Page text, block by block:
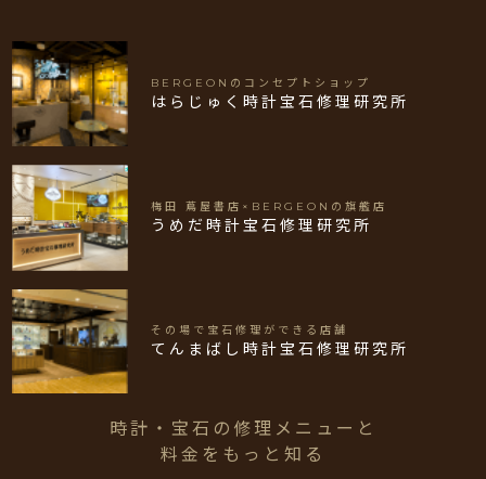
BERGEONのコンセプトショップ
はらじゅく時計宝石修理研究所
梅田 蔦屋書店×BERGEONの旗艦店
うめだ時計宝石修理研究所
その場で宝石修理ができる店舗
てんまばし時計宝石修理研究所
時計・宝石の修理メニューと
料金をもっと知る